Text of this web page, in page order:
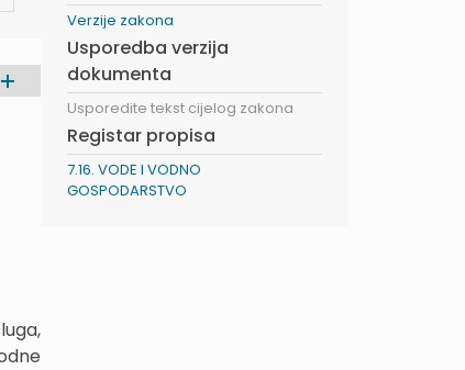
Verzije zakona
Usporedba verzija
dokumenta
Usporedite tekst cijelog zakona
Registar propisa
7.16. VODE I VODNO
GOSPODARSTVO